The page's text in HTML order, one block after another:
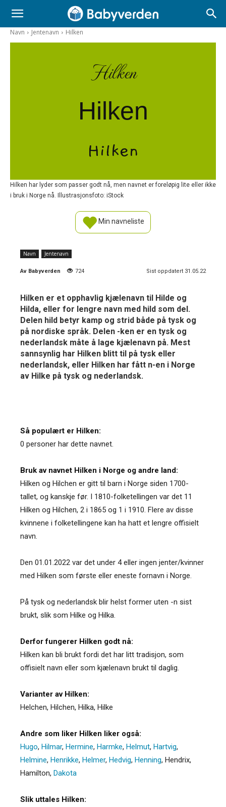
Navn Jentenavn Hilken
Hilken
Hilken
Hilken
Hilken har lyder som passer godt nå, men navnet er foreløpig lite eller ikke
i bruk i Norge nå. Illustrasjonsfoto: iStock
Min navneliste
Navn Jentenavn
Av Babyverden 724 Sist oppdatert 31.05.22
Hilken er et opphavlig kjælenavn til Hilde og
Hilda, eller for lengre navn med hild som del.
Delen hild betyr kamp og strid både på tysk og
på nordiske språk. Delen -ken er en tysk og
nederlandsk måte å lage kjælenavn på. Mest
sannsynlig har Hilken blitt til på tysk eller
nederlandsk, eller Hilken har fått n-en i Norge
av Hilke på tysk og nederlandsk.
Så populært er Hilken:
0 personer har dette navnet.
Bruk av navnet Hilken i Norge og andre land:
Hilken og Hilchen er gitt til barn i Norge siden 1700-
tallet, og kanskje før. I 1810-folketellingen var det 11
Hilken og Hilchen, 2 i 1865 og 1 i 1910. Flere av disse
kvinnene i folketellingene kan ha hatt et lengre offisielt
navn.
Den 01.01.2022 var det under 4 eller ingen jenter/kvinner
med Hilken som første eller eneste fornavn i Norge.
På tysk og nederlandsk blir helst former uten -n sist
brukt, slik som Hilke og Hilka.
Derfor fungerer Hilken godt nå:
Hilken kan bli brukt fordi det har litt tradisjon, som
offisielt navn eller som kjælenavn brukt til daglig.
Varianter av Hilken:
Helchen, Hilchen, Hilka, Hilke
Andre som liker Hilken liker også:
Hugo, Hilmar, Hermine, Harmke, Helmut, Hartvig,
Helmine, Henrikke, Helmer, Hedvig, Henning, Hendrix,
Hamilton, Dakota
Slik uttales Hilken: